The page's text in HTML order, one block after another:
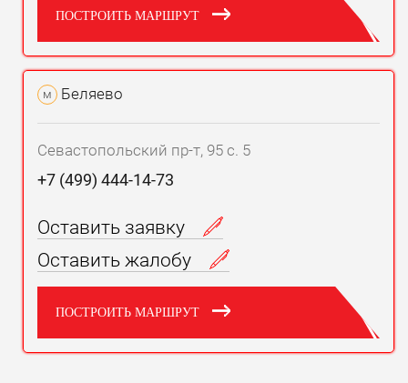
ПОСТРОИТЬ МАРШРУТ
м Беляево
Севастопольский пр-т, 95 с. 5
+7 (499) 444-14-73
Оставить заявку
Оставить жалобу
ПОСТРОИТЬ МАРШРУТ